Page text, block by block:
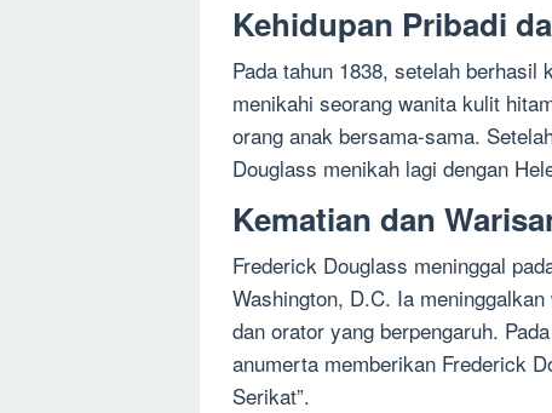
Kehidupan Pribadi
Pada tahun 1838, setelah
menikahi seorang wanita kulit
orang anak bersama-sama.
Douglass menikah lagi dengan
Kematian dan
Frederick Douglass meninggal
Washington, D.C. Ia
dan orator yang berpengaruh.
anumerta memberikan Frederick
Serikat”.